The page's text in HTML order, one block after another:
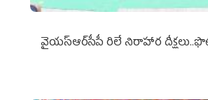
వైయ‌స్ఆర్‌సీపీ రిలే నిరాహార